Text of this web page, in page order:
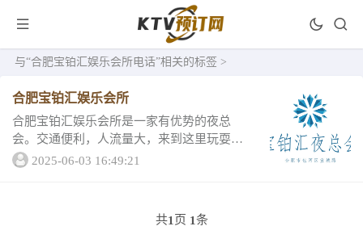
与“合肥宝铂汇娱乐会所电话”相关的标签 >
合肥宝铂汇娱乐会所
合肥宝铂汇娱乐会所是一家有优势的夜总
会。交通便利，人流量大，来到这里玩耍不
愁没有客人，而客人的到来造就了这家生意
2025-06-03 16:49:21
共1 页 1条